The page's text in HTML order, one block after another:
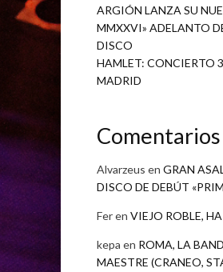
ARGIÓN LANZA SU
MMXXVI» ADELANTO
DISCO
HAMLET: CONCIERTO
MADRID
Alvarzeus en GRAN
DISCO DE DEBÚT
Feren VIEJO ROBLE,
kepa en ROMA, LA
MAESTRE (CRANEO,